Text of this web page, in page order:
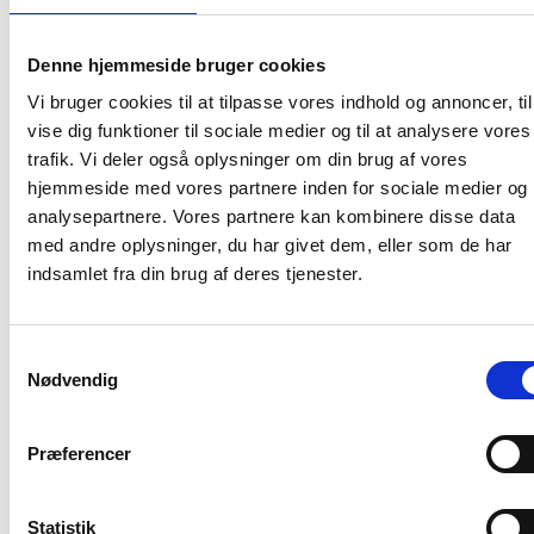
Denne hjemmeside bruger cookies
Vi bruger cookies til at tilpasse vores indhold og annoncer,
vise dig funktioner til sociale medier og til at analysere vores
trafik. Vi deler også oplysninger om din brug af vores
hjemmeside med vores partnere inden for sociale medier og
analysepartnere. Vores partnere kan kombinere disse data
med andre oplysninger, du har givet dem, eller som de har
indsamlet fra din brug af deres tjenester.
Nødvendig
Præferencer
Statistik
Yderligere oplysninger, rekvireret kursus, rådgivning m.v. kan
Med venlig hilsen
Gert Nielsen / Lars Schmidt
Relateret indhold Viden
BL INFORMERER
ejendomme skal være klar senest 1. januar
2027